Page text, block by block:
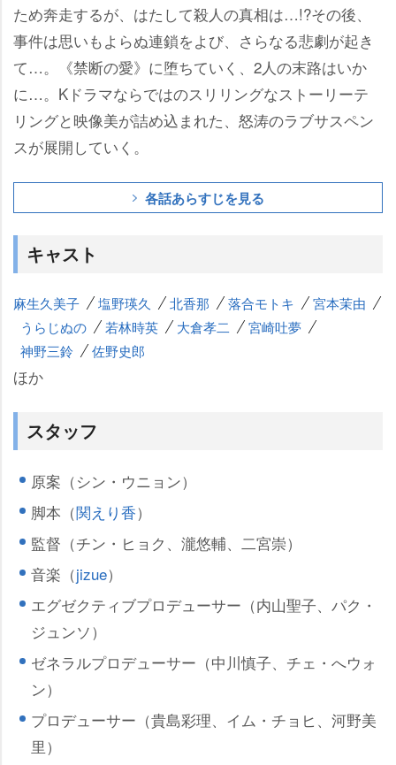
ため奔走するが、はたして殺人の真相は…!?その後、
事件は思いもよらぬ連鎖をよび、さらなる悲劇が起き
て…。《禁断の愛》に堕ちていく、2人の末路はいか
に…。Kドラマならではのスリリングなストーリーテ
リングと映像美が詰め込まれた、怒涛のラブサスペン
スが展開していく。
各話あらすじを見る
キャスト
麻生久美子 塩野瑛久 北香那 落合モトキ
宮本茉由
うらじぬの
若林時英 大倉孝二
宮崎吐夢
神野三鈴
佐野史郎
ほか
スタッフ
原案（シン・ウニョン）
脚本（関えり香）
監督（チン・ヒョク、瀧悠輔、二宮崇）
音楽（jizue）
エグゼクティブプロデューサー（内山聖子、パク・
ジュンソ）
ゼネラルプロデューサー（中川慎子、チェ・へウォ
ン）
プロデューサー（貴島彩理、イム・チョヒ、河野美
里）